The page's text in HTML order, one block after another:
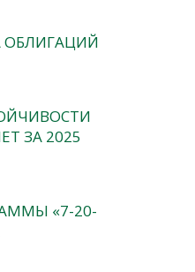
ОБЛИГАЦИЙ
ЗА 2025
«7-20-